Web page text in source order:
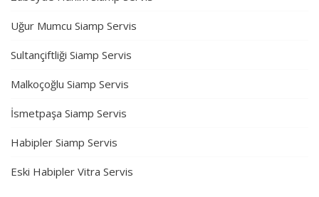
Uğur Mumcu Siamp Servis
Sultançiftliği Siamp Servis
Malkoçoğlu Siamp Servis
İsmetpaşa Siamp Servis
Habipler Siamp Servis
Eski Habipler Vitra Servis